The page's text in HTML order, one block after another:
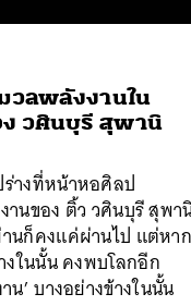
วลพลังงานใน
ง วศินบุรี สุพานิ
างที่หน้าหอศิลป
านของ ติ้ว วศินบุรี สุพา
นก็คงแค่ผ่านไป แต่หาก
งในนั้น คงพบโลกอีก
น’ บางอย่างข้างในนั้น
ค้นหา